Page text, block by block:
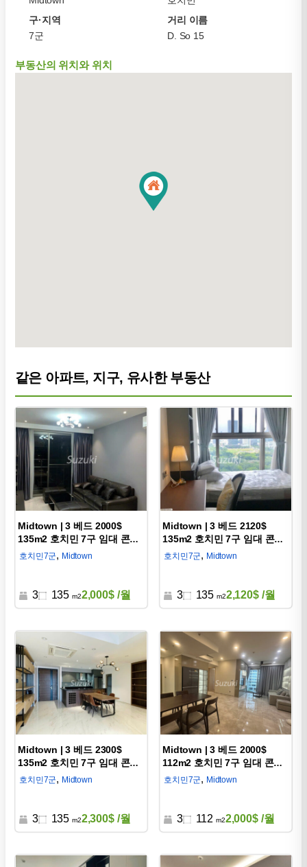
구·지역
7군
거리 이름
D. So 15
부동산의 위치와 위치
같은 아파트, 지구, 유사한 부동산
Midtown | 3 베드 2000$
135m2 호치민 7구 임대 콘도
D750007
호치민7군, Midtown
3 135 m22,000$ /월
Midtown | 3 베드 2120$
135m2 호치민 7구 임대 콘도
D750016
호치민7군, Midtown
3 135 m22,120$ /월
Midtown | 3 베드 2300$
135m2 호치민 7구 임대 콘도
D750019
호치민7군, Midtown
3 135 m22,300$ /월
Midtown | 3 베드 2000$
112m2 호치민 7구 임대 콘도
D750004
호치민7군, Midtown
3 112 m22,000$ /월